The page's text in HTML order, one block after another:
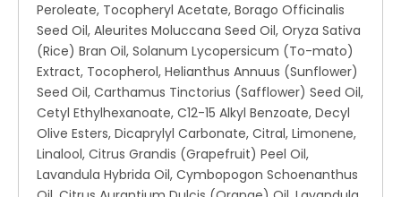
Peroleate, Tocopheryl Acetate, Borago Officinalis
Seed Oil, Aleurites Moluccana Seed Oil, Oryza Sativa
(Rice) Bran Oil, Solanum Lycopersicum (To-mato)
Extract, Tocopherol, Helianthus Annuus (Sunflower)
Seed Oil, Carthamus Tinctorius (Safflower) Seed Oil,
Cetyl Ethylhexanoate, C12-15 Alkyl Benzoate, Decyl
Olive Esters, Dicaprylyl Carbonate, Citral, Limonene,
Linalool, Citrus Grandis (Grapefruit) Peel Oil,
Lavandula Hybrida Oil, Cymbopogon Schoenanthus